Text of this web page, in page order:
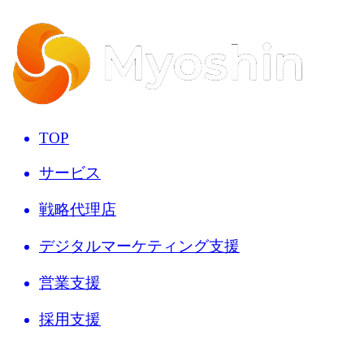
TOP
サービス
戦略代理店
デジタルマーケティング支援
営業支援
採用支援